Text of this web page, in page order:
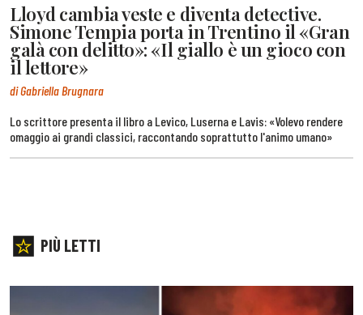
Lloyd cambia veste e diventa detective.
Simone Tempia porta in Trentino il «Gran
galà con delitto»: «Il giallo è un gioco con
il lettore»
di Gabriella Brugnara
Lo scrittore presenta il libro a Levico, Luserna e Lavis: «Volevo rendere
omaggio ai grandi classici, raccontando soprattutto l'animo umano»
PIÙ LETTI